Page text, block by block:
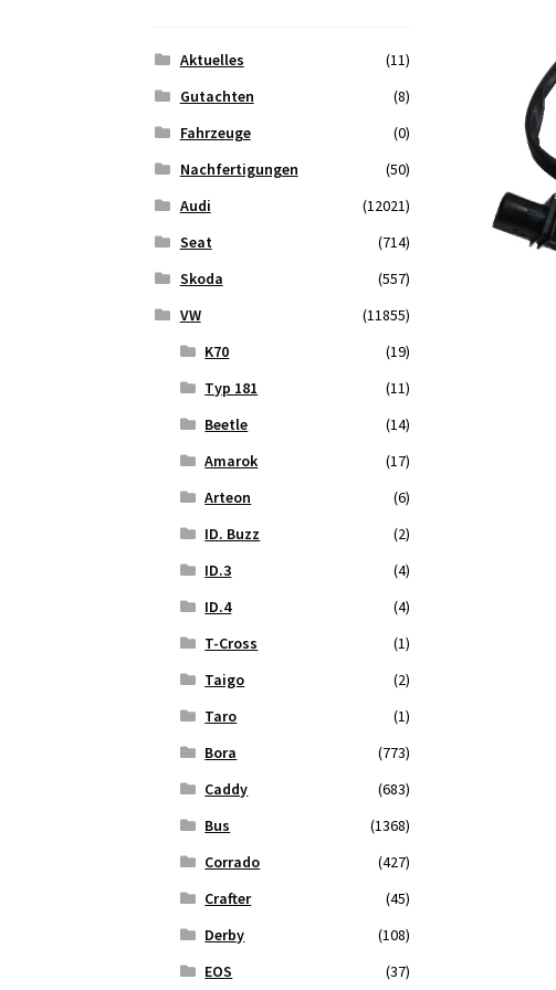
Aktuelles
(11)
Gutachten
(8)
Fahrzeuge
(0)
Nachfertigungen
(50)
Audi
(12021)
Seat
(714)
Skoda
(557)
VW
(11855)
K70
(19)
Typ 181
(11)
Beetle
(14)
Amarok
(17)
Arteon
(6)
ID. Buzz
(2)
ID.3
(4)
ID.4
(4)
T-Cross
(1)
Taigo
(2)
Taro
(1)
Bora
(773)
Caddy
(683)
Bus
(1368)
Corrado
(427)
Crafter
(45)
Derby
(108)
EOS
(37)